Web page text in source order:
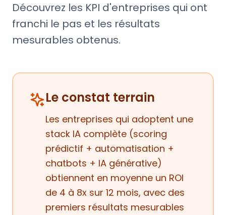
Découvrez les KPI d'entreprises qui ont
franchi le pas et les résultats
mesurables obtenus.
Le constat terrain
Les entreprises qui adoptent une
stack IA complète (scoring
prédictif + automatisation +
chatbots + IA générative)
obtiennent en moyenne un ROI
de 4 à 8x sur 12 mois, avec des
premiers résultats mesurables